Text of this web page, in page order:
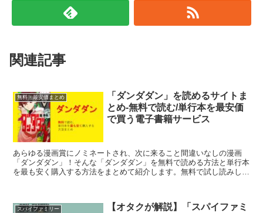
関連記事
無料・最安価まとめ
「ダンダダン」を読めるサイトま
とめ-無料で読む/単行本を最安価
で買う電子書籍サービス
あらゆる漫画賞にノミネートされ、次に来ること間違いなしの漫画
「ダンダダン」！そんな「ダンダダン」を無料で読める方法と単行本
を最も安く購入する方法をまとめて紹介します。無料で試し読みした
スパイファミリー
【オタクが解説】「スパイファミ